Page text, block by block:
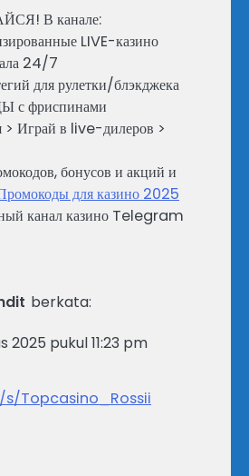
В канале:
LIVE-казино
24/7
для рулетки/блэкджека
с фриспинами
> Играй в live-дилеров >
бонусов и акций и
для казино 2025
канал казино Telegram
berkata:
2025 pukul 11:23 pm
Topcasino_Rossii